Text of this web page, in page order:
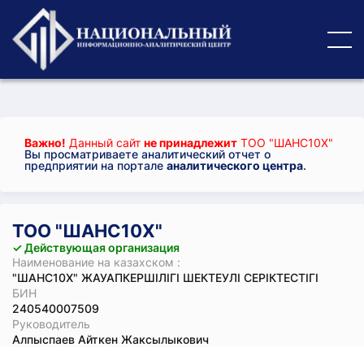
Важно! Данный сайт не принадлежит ТОО "ШАНС10Х"
Вы просматриваете аналитический отчет о
предприятии на портале аналитического центра.
ТОО "ШАНС10Х"
✓ Действующая организация
Наименование на казахском :
"ШАНС10Х" ЖАУАПКЕРШІЛІГІ ШЕКТЕУЛІ СЕРІКТЕСТІГІ
БИН
240540007509
Руководитель
Алпыспаев Айткен Жаксылыкович